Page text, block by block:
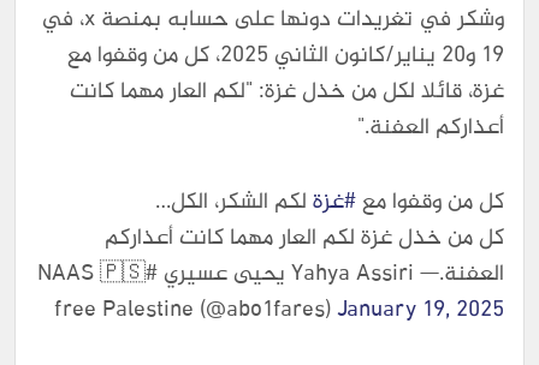
وشكر في تغريدات دونها على حسابه بمنصة x، في
19 و20 يناير/كانون الثاني 2025، كل من وقفوا مع
غزة، قائلا لكل من خذل غزة: "لكم العار مهما كانت
أعذاركم العفنة."
كل من وقفوا مع#غزةلكم الشكر، الكل…
كل من خذل غزة لكم العار مهما كانت أعذاركم
العفنة.— Yahya Assiri يحيى عسيري #NAAS 🇵🇸
free Palestine (@abo1fares)January 19, 2025